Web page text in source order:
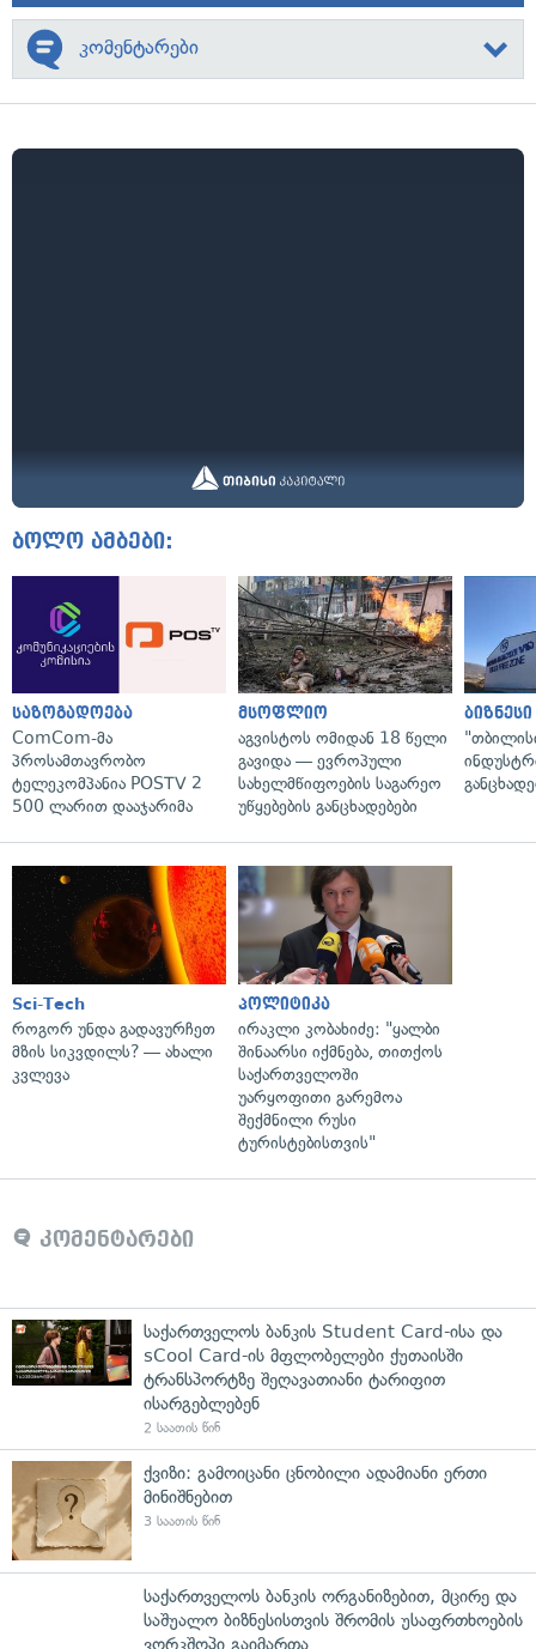
კომენტარები
ბოლო ამბები:
საზოგადოება
ComCom-მა
პროსამთავრობო
ტელეკომპანია POSTV 2
500 ლარით დააჯარიმა
მსოფლიო
აგვისტოს ომიდან 18 წელი
გავიდა — ევროპული
სახელმწიფოების საგარეო
უწყებების განცხადებები
ბიზნესი
Sci-Tech
როგორ უნდა გადავურჩეთ
მზის სიკვდილს? — ახალი
კვლევა
პოლიტიკა
ირაკლი კობახიძე: "ყალბი
შინაარსი იქმნება, თითქოს
საქართველოში
უარყოფითი გარემოა
შექმნილი რუსი
ტურისტებისთვის"
კომენტარები
საქართველოს ბანკის Student Card-ისა და
sCool Card-ის მფლობელები ქუთაისში
ტრანსპორტზე შეღავათიანი ტარიფით
ისარგებლებენ
2 საათის წინ
ქვიზი: გამოიცანი ცნობილი ადამიანი ერთი
მინიშნებით
3 საათის წინ
საქართველოს ბანკის ორგანიზებით, მცირე და
საშუალო ბიზნესისთვის შრომის უსაფრთხოების
ვორკშოპი გაიმართა